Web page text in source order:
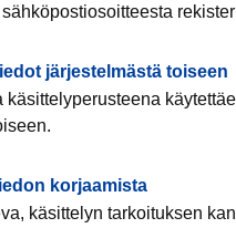
järjestelmästä toiseen
käsittelyperusteena
korjaamista
käsittelyn tarkoituksen